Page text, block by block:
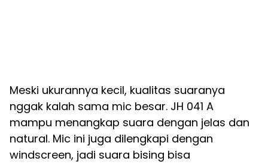
Meski ukurannya kecil, kualitas suaranya
nggak kalah sama mic besar. JH 041 A
mampu menangkap suara dengan jelas dan
natural. Mic ini juga dilengkapi dengan
windscreen, jadi suara bising bisa